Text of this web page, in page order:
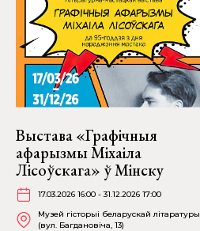
Выстава «Графічныя
афарызмы Міхаіла
Лісоўскага» ў Мінску
17.03.2026 16:00 - 31.12.2026 17:00
Музей гісторыі беларускай літаратуры
(вул. Багдановіча, 13)